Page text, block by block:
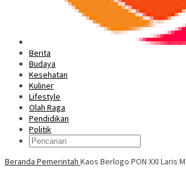
Berita
Budaya
Kesehatan
Kuliner
Lifestyle
Olah Raga
Pendidikan
Politik
Beranda Pemerintah Kaos Berlogo PON XXI Laris